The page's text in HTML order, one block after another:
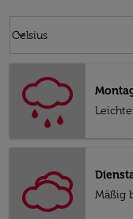
Celsius
keyboard_arrow_down
Mäßig